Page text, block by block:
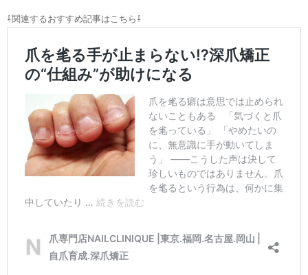
⇩関連するおすすめ記事はこちら⇩